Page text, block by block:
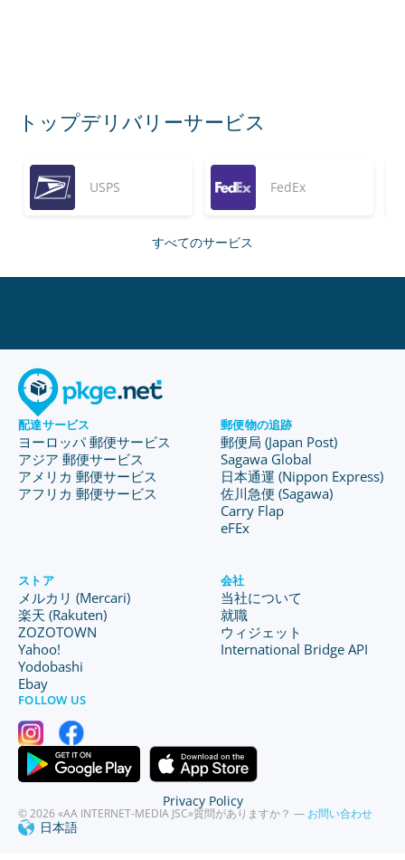
トップデリバリーサービス
USPS FedEx
すべてのサービス
配達サービス
ヨーロッパ 郵便サービス
アジア 郵便サービス
アメリカ 郵便サービス
アフリカ 郵便サービス
郵便物の追跡
郵便局 (Japan Post)
Sagawa Global
日本通運 (Nippon Express)
佐川急便 (Sagawa)
Carry Flap
eFEx
ストア
メルカリ (Mercari)
楽天 (Rakuten)
ZOZOTOWN
Yahoo!
Yodobashi
Ebay
会社
当社について
就職
ウィジェット
International Bridge API
FOLLOW US
© 2026 «AA INTERNET-MEDIA JSC»質問がありますか？ — お問い合わせ
日本語
Privacy Policy